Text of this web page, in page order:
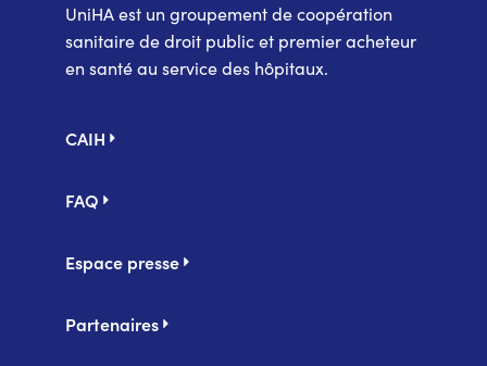
UniHA est un groupement de coopération
sanitaire de droit public et premier acheteur
en santé au service des hôpitaux.
de
CAIH
FAQ
Espace presse
Partenaires